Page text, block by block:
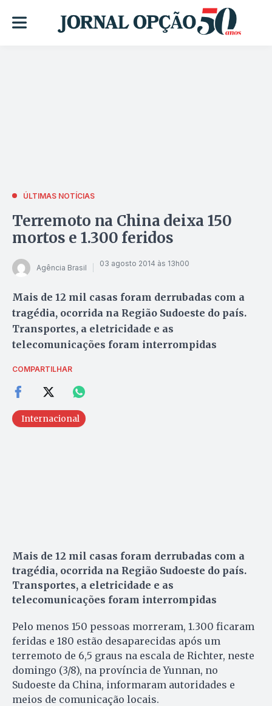
ÚLTIMAS NOTÍCIAS
Terremoto na China deixa 150
mortos e 1.300 feridos
Agência Brasil 03 agosto 2014 às 13h00
Mais de 12 mil casas foram derrubadas com a
tragédia, ocorrida na Região Sudoeste do país.
Transportes, a eletricidade e as
telecomunicações foram interrompidas
COMPARTILHAR
Internacional
Mais de 12 mil casas foram derrubadas com a
tragédia, ocorrida na Região Sudoeste do país.
Transportes, a eletricidade e as
telecomunicações foram interrompidas
Pelo menos 150 pessoas morreram, 1.300 ficaram
feridas e 180 estão desaparecidas após um
terremoto de 6,5 graus na escala de Richter, neste
domingo (3/8), na província de Yunnan, no
Sudoeste da China, informaram autoridades e
meios de comunicação locais.